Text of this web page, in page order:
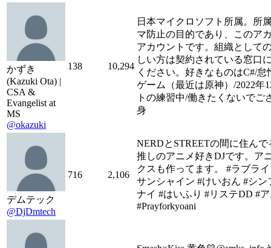
かずき
(Kazuki Ota) |
CSA &
Evangelist at
MS
@okazuki
138 10,294
日本マイクロソフト所属。所
マ防止の目的であり、このア
アカウントです。組織として
しい方は契約されている窓口
ください。好きなものはC#/怠
ゲーム（最近は原神）/2022年
トの練習中/働きたくないで
身
デムテック
@DjDmtech
716 2,106
NERDとSTREETの間に住ん
推しのアニメ好きDJです。ア
クスも作ってます。 #ラブラ
サンシャイン #けいおん #シン
ナイ #はいふり #リステDD #
#Prayforkyoani